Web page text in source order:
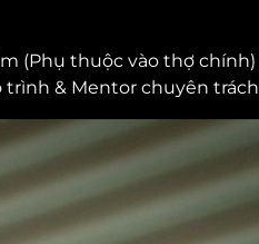
(Phụ thuộc vào thợ chính)
& Mentor chuyên trách